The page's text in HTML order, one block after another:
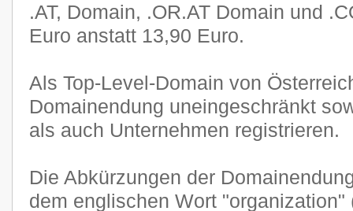
.AT, Domain, .OR.AT Domain und
Euro anstatt 13,90 Euro.
Als Top-Level-Domain von
Domainendung uneingeschränkt
als auch Unternehmen registrieren.
Die Abkürzungen der
dem englischen Wort "organization"